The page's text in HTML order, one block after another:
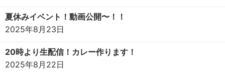
夏休みイベント！動画公開〜！！
2025年8月23日
20時より生配信！カレー作ります！
2025年8月22日